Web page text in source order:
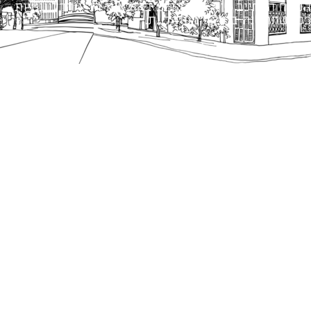
הנוסח המחייב הוא זה הקבוע בהוראות הדין הרלוונטיות
כפי שתהיינה בתוקף מעת לעת.